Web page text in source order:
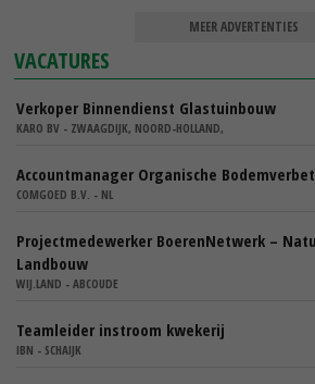
MEER ADVERTENTIES
VACATURES
Verkoper Binnendienst Glastuinbouw
KARO BV - ZWAAGDIJK, NOORD-HOLLAND,
Accountmanager Organische
COMGOED B.V. - NL
Projectmedewerker BoerenNetwerk –
Landbouw
WIJ.LAND - ABCOUDE
Teamleider instroom kwekerij
IBN - SCHAIJK